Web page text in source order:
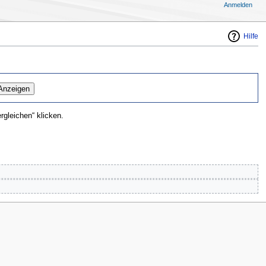
Hilfe
klicken.
Anmelden